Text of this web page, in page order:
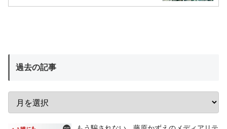
過去の記事